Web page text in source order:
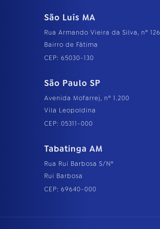
São Luís MA
Rua Armando Vieira da Silva, nº 126
Bairro de Fátima
CEP: 65030-130
São Paulo SP
Avenida Mofarrej, nº 1.200
Vila Leopoldina
CEP: 05311-000
Tabatinga AM
Rua Rui Barbosa S/Nº
Rui Barbosa
CEP: 69640-000